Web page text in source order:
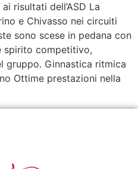
risultati dell’ASD La
e Chivasso nei circuiti
sono scese in pedana con
spirito competitivo,
gruppo. Ginnastica ritmica
Ottime prestazioni nella